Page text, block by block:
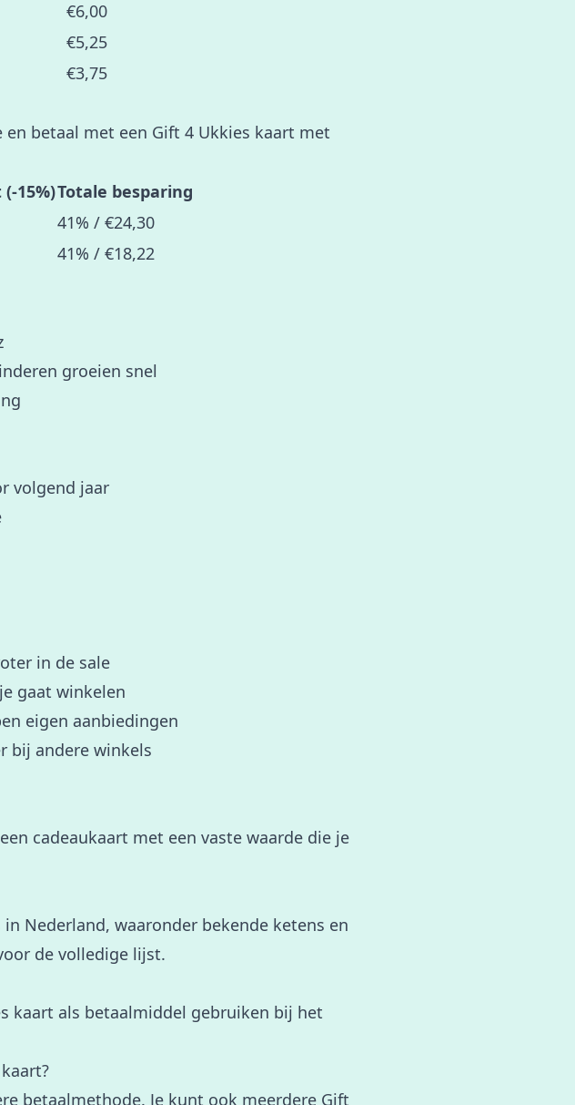
€6,00
€5,25
€3,75
betaal met een Gift 4 Ukkies kaart met
15%)Totale besparing
41% / €24,30
41% / €18,22
groeien snel
volgend jaar
in de sale
gaat winkelen
eigen aanbiedingen
bij andere winkels
cadeaukaart met een vaste waarde die je
Nederland, waaronder bekende ketens en
de volledige lijst.
kaart als betaalmiddel gebruiken bij het
betaalmethode. Je kunt ook meerdere Gift